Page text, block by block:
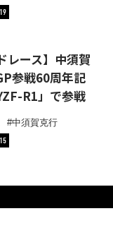
レース】中須賀
参戦60周年記
R1」で参戦
中須賀克行